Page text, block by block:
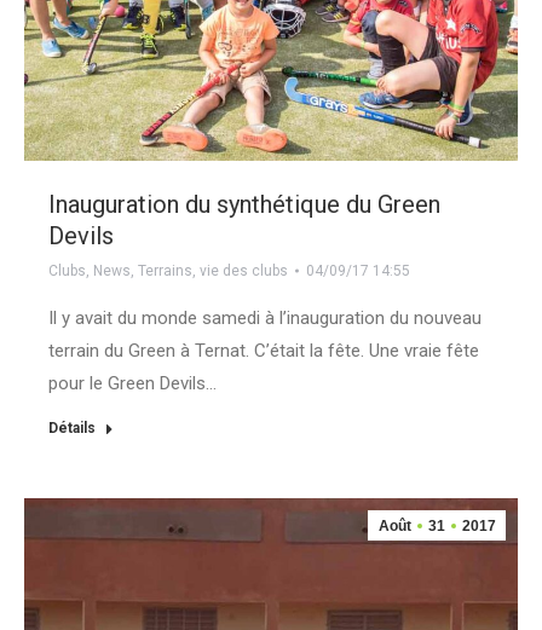
Inauguration du synthétique du Green
Devils
Clubs, News, Terrains, vie des clubs 04/09/17 14:55
Il y avait du monde samedi à l’inauguration du nouveau
terrain du Green à Ternat. C’était la fête. Une vraie fête
pour le Green Devils…
Détails
Août 31 2017